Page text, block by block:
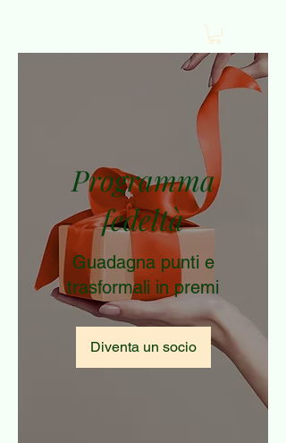
Programma
fedeltà
Guadagna punti e
trasformali in premi
Diventa un socio